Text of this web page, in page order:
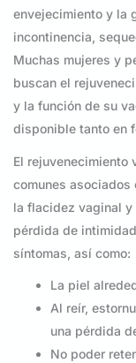
envejecimiento y la
incontinencia,
Muchas mujeres y
buscan el
y la función de su
disponible tanto en
El rejuvenecimiento
comunes asociados
la flacidez vaginal
pérdida de
síntomas, así como:
La piel
Al reír,
una pérdida
No poder